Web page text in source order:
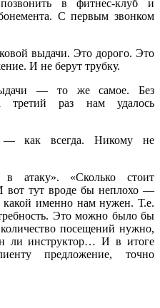
в фитнес-клуб и
С первым звонком
выдачи. Это дорого. Это
И не берут трубку.
— то же самое. Без
раз нам удалось
— как всегда. Никому не
атаку». «Сколько стоит
вот тут вроде бы неплохо —
какой именно нам нужен. Т.е.
Это можно было бы
посещений нужно,
ли инструктор… И в итоге
предложение, точно